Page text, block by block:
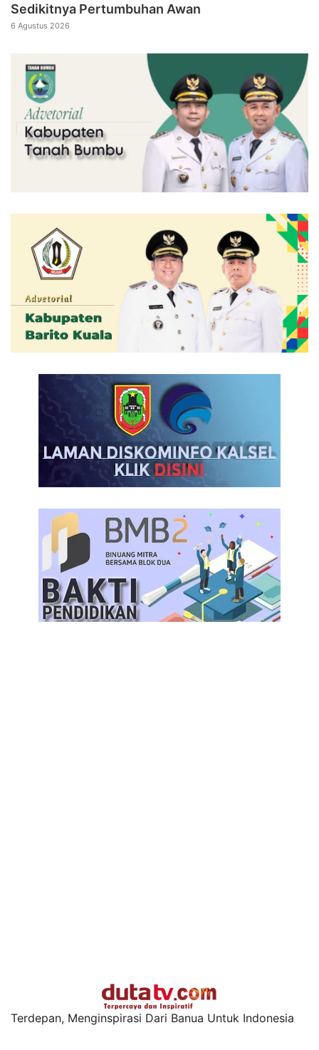
Sedikitnya Pertumbuhan Awan
6 Agustus 2026
Terdepan, Menginspirasi Dari Banua Untuk Indonesia